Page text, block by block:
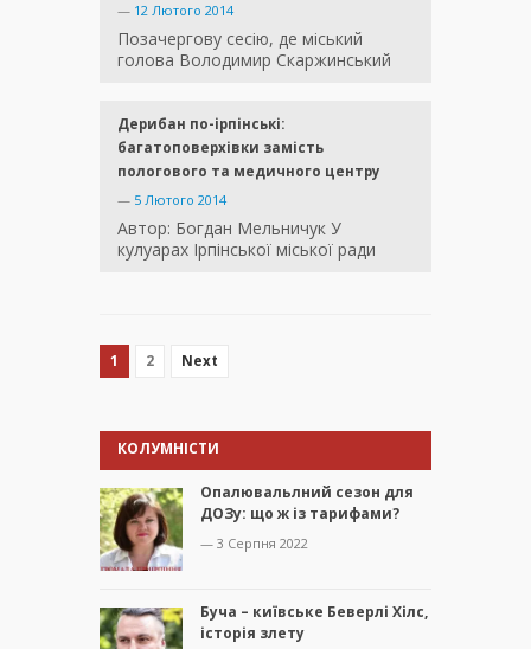
— 12 Лютого 2014
Позачергову сесію, де міський
голова Володимир Скаржинський
Дерибан по-ірпінські:
багатоповерхівки замість
пологового та медичного центру
— 5 Лютого 2014
Автор: Богдан Мельничук У
кулуарах Ірпінської міської ради
1 2 Next
КОЛУМНІСТИ
Опалювальлний сезон для
ДОЗу: що ж із тарифами?
— 3 Серпня 2022
Буча – київське Беверлі Хілс,
історія злету